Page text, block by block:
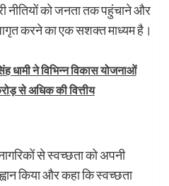
नीतियों को जनता तक पहुंचाने और
करने का एक सशक्त माध्यम है।
धामी ने विभिन्न विकास योजनाओं
से अधिक की वित्तीय
से स्वच्छता को अपनी
किया और कहा कि स्वच्छता